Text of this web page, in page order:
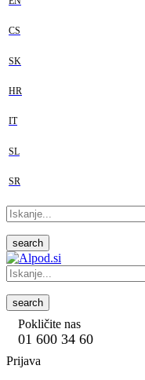
CS
SK
HR
IT
SL
SR
search
search
Pokličite nas
01 600 34 60
Prijava